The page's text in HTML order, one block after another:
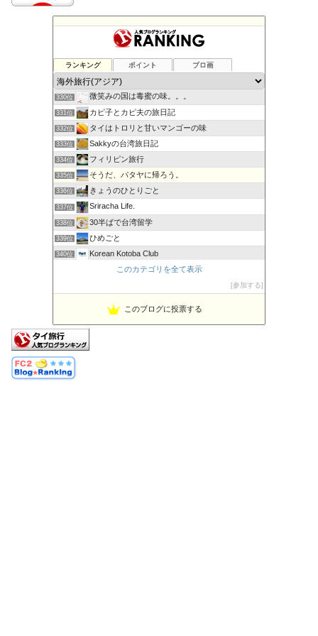
ランキング ポイント ブロ画
328位 こぐまラテの「とりあえず、やってみた！」
329位 てくてくソウル | バーチャルソウル観光サイト
330位 微笑みの国は毒蜜の味。。。
331位 カピ子とカピ夫の旅日記
332位 タイはトロリと甘いマンゴーの味
333位 Sakkyの台湾旅日記
334位 フィリピン旅行
335位 そうだ、パタヤに帰ろう。
336位 きょうのひとりごと
337位 Sriracha Life.
338位 30半ばで台湾留学
339位 ひめごと
340位 Korean Kotoba Club
ともたびこのカテゴリを全て表示
参加する
このブログに投票する